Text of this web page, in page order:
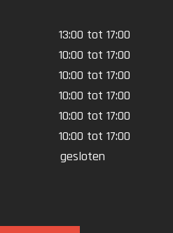
13:00 tot 17:00
10:00 tot 17:00
10:00 tot 17:00
10:00 tot 17:00
10:00 tot 17:00
10:00 tot 17:00
gesloten